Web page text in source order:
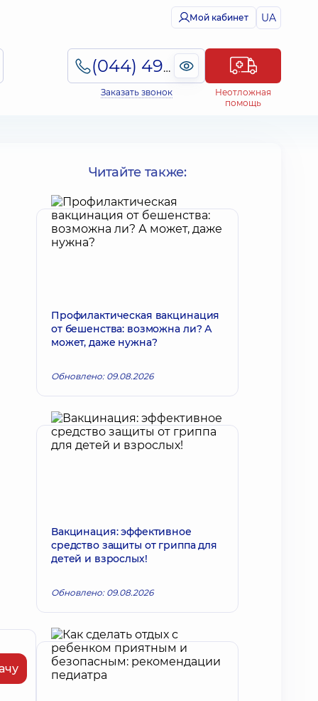
Мой кабинет UA
(044) 495-2-888
Заказать звонок
Неотложная
помощь
Читайте также:
Профилактическая вакцинация
от бешенства: возможна ли? А
может, даже нужна?
Обновлено: 09.08.2026
Вакцинация: эффективное
средство защиты от гриппа для
детей и взрослых!
Обновлено: 09.08.2026